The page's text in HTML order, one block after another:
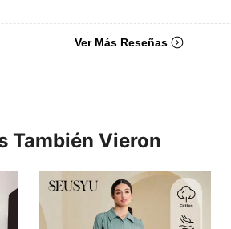
Ver Más Reseñas
También Vieron